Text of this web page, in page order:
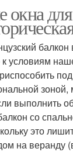
окна
балкон
условиям
зоной,
выполнить
со
это
на веранду